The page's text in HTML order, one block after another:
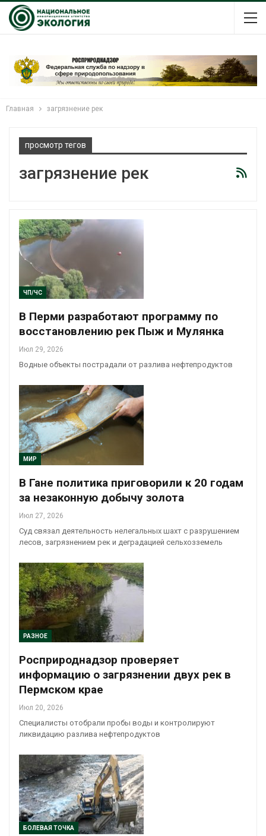
Главная загрязнение рек
просмотр тегов
загрязнение рек
ЧП/ЧС
В Перми разработают программу по
восстановлению рек Пыж и Мулянка
Июл 29, 2026
Водные объекты пострадали от разлива нефтепродуктов
МИР
В Гане политика приговорили к 20 годам
за незаконную добычу золота
Июл 27, 2026
Суд связал деятельность нелегальных шахт с разрушением
лесов, загрязнением рек и деградацией сельхозземель
РАЗНОЕ
Росприроднадзор проверяет
информацию о загрязнении двух рек в
Пермском крае
Июл 20, 2026
Специалисты отобрали пробы воды и контролируют
ликвидацию разлива нефтепродуктов
БОЛЕВАЯ ТОЧКА